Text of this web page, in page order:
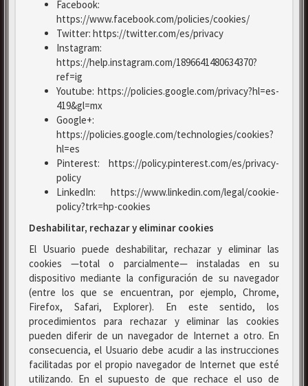
Facebook:
https://www.facebook.com/policies/cookies/
Twitter: https://twitter.com/es/privacy
Instagram:
https://help.instagram.com/1896641480634370?
ref=ig
Youtube: https://policies.google.com/privacy?hl=es-
419&gl=mx
Google+:
https://policies.google.com/technologies/cookies?
hl=es
Pinterest: https://policy.pinterest.com/es/privacy-
policy
LinkedIn: https://www.linkedin.com/legal/cookie-
policy?trk=hp-cookies
Deshabilitar, rechazar y eliminar cookies
El Usuario puede deshabilitar, rechazar y eliminar las
cookies —total o parcialmente— instaladas en su
dispositivo mediante la configuración de su navegador
(entre los que se encuentran, por ejemplo, Chrome,
Firefox, Safari, Explorer). En este sentido, los
procedimientos para rechazar y eliminar las cookies
pueden diferir de un navegador de Internet a otro. En
consecuencia, el Usuario debe acudir a las instrucciones
facilitadas por el propio navegador de Internet que esté
utilizando. En el supuesto de que rechace el uso de